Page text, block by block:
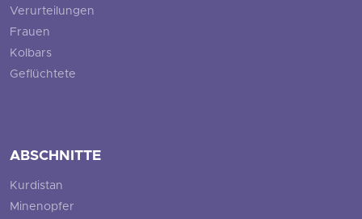
Verurteilungen
Frauen
Kolbars
Geflüchtete
ABSCHNITTE
Kurdistan
Minenopfer